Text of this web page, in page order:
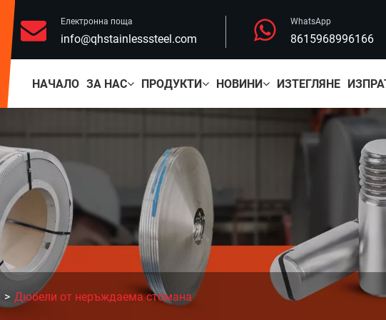
Електронна поща
info@qhstainlesssteel.com
WhatsApp
8615968996166
НАЧАЛО ЗА НАС ПРОДУКТИ НОВИНИ ИЗТЕГЛЯНЕ
Дюбели от неръждаема стомана